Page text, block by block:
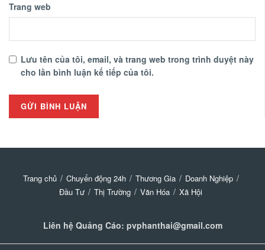
Trang web
Lưu tên của tôi, email, và trang web trong trình duyệt này
cho lần bình luận kế tiếp của tôi.
Trang chủ Chuyển động 24h Thương Gia
Doanh Nghiệp
Đầu Tư
Thị Trường Văn Hóa Xã Hội
Liên hệ Quảng Cáo: pvphanthai@gmail.com